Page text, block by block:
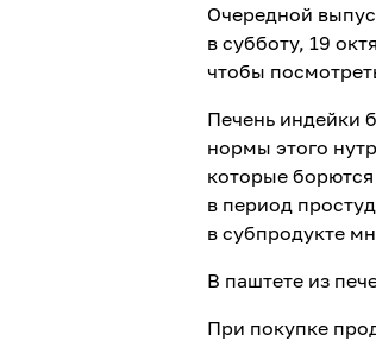
Очередной
в субботу, 19
чтобы
Печень индейки
нормы этого
которые
в период
в субпродукте
В паштете из
При покупке